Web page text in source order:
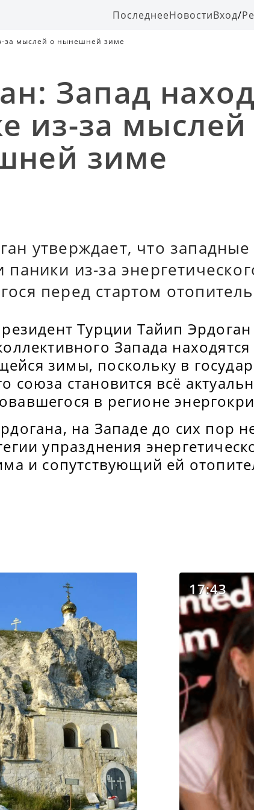
ПоследнееНовостиВход/
за мыслей о нынешней зиме
Запад
из-за мыслей
зиме
утверждает, что
паники из-за
перед стартом
Турции Тайип
Запада
зимы, поскольку в
союза становится всё
в регионе
на Западе до сих пор
упразднения
и сопутствующий ей
17:43